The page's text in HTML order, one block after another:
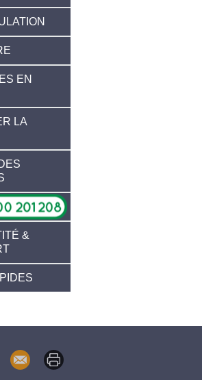
EN
LA
&